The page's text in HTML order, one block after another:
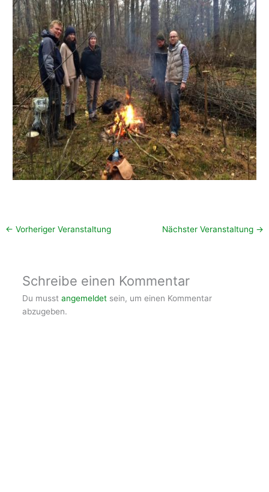
← Vorheriger Veranstaltung Nächster Veranstaltung →
Schreibe einen Kommentar
Du musst angemeldetsein, um einen Kommentar
abzugeben.